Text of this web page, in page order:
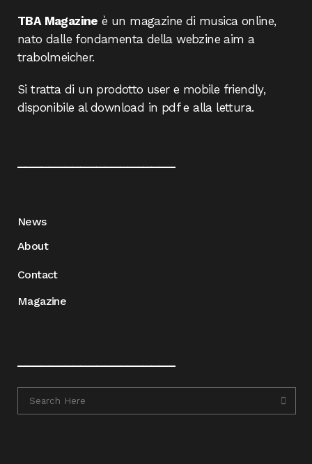
TBA Magazine è un magazine di musica online,
nato dalle fondamenta della webzine aim a
trabolmeicher.
Si tratta di un prodotto user e mobile friendly,
disponibile al download in pdf e alla lettura.
News
About
Contact
Magazine